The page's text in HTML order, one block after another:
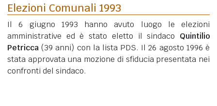
Elezioni Comunali 1993
Il 6 giugno 1993 hanno avuto luogo le elezioni
amministrative ed è stato eletto il sindaco Quintilio
Petricca (39 anni) con la lista PDS. Il 26 agosto 1996 è
stata approvata una mozione di sfiducia presentata nei
confronti del sindaco.